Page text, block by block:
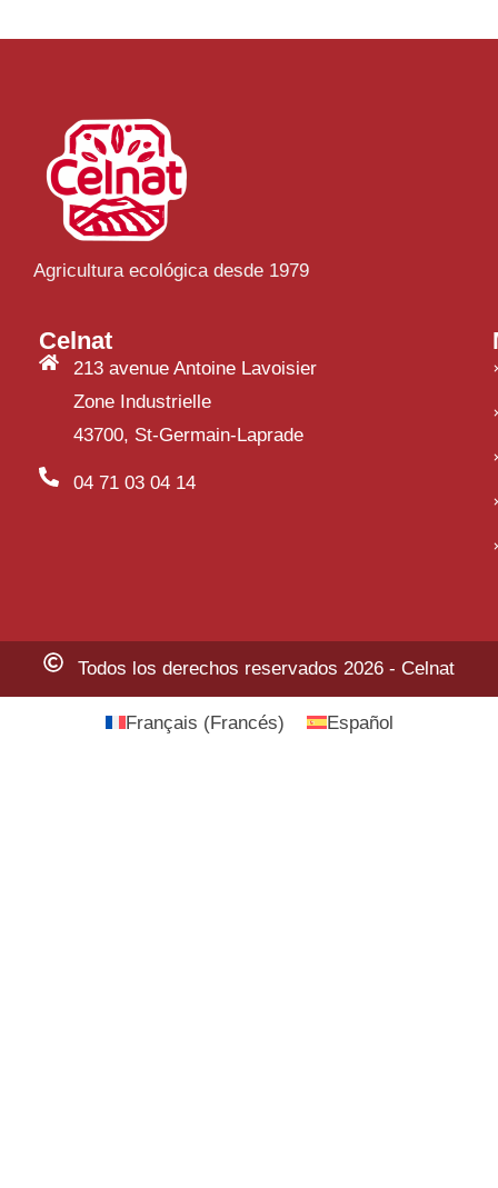
Agricultura ecológica desde 1979
Celnat
213 avenue Antoine Lavoisier
Zone Industrielle
43700, St-Germain-Laprade
04 71 03 04 14
Todos los derechos reservados 2026 - Celnat
Français (Francés) Español